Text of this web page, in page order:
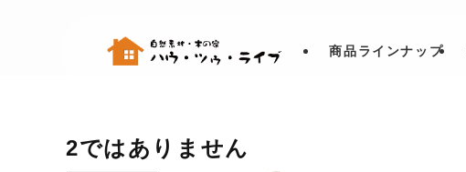
商品ラインナップ
2ではありません